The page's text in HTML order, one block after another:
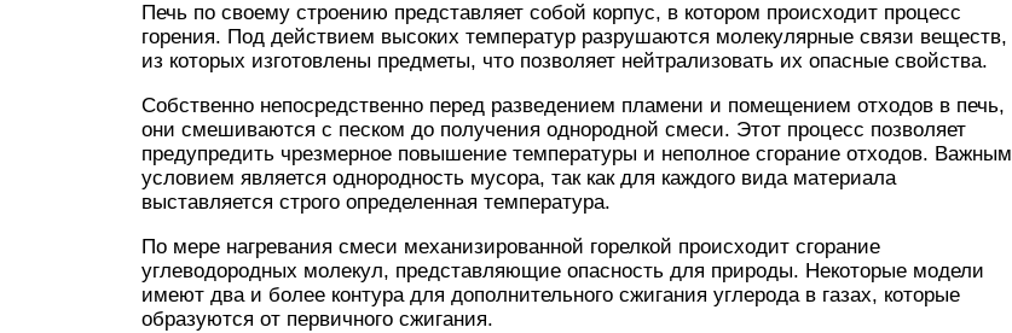
Печь по своему строению представляет собой корпус, в котором происходит процесс
горения. Под действием высоких температур разрушаются молекулярные связи веществ,
из которых изготовлены предметы, что позволяет нейтрализовать их опасные свойства.
Собственно непосредственно перед разведением пламени и помещением отходов в печь,
они смешиваются с песком до получения однородной смеси. Этот процесс позволяет
предупредить чрезмерное повышение температуры и неполное сгорание отходов. Важным
условием является однородность мусора, так как для каждого вида материала
выставляется строго определенная температура.
По мере нагревания смеси механизированной горелкой происходит сгорание
углеводородных молекул, представляющие опасность для природы. Некоторые модели
имеют два и более контура для дополнительного сжигания углерода в газах, которые
образуются от первичного сжигания.